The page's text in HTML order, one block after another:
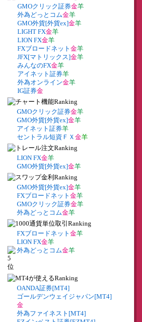
GMOクリック証券金羊
外為どっとコム金羊
GMO外貨[外貨ex]金羊
LIGHT FX金羊
LION FX金羊
FXブロードネット 金羊
JFX[マトリックス]金羊
みんなのFX金羊
アイネット証券羊
外為オンライン金羊
IG証券金
GMOクリック証券金羊
GMO外貨[外貨ex]金羊
アイネット証券羊
セントラル短資ＦＸ 金羊
LION FX金羊
GMO外貨[外貨ex]金羊
GMO外貨[外貨ex]金羊
FXブロードネット 金羊
GMOクリック証券金羊
外為どっとコム金羊
FXブロードネット 金羊
LION FX金羊
外為どっとコム金羊
OANDA証券[MT4]
ゴールデンウェイジャパン[MT4]
金
外為ファイネスト[MT4]